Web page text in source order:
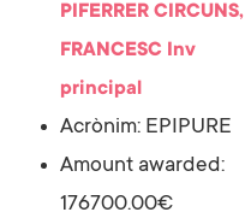
PIFERRER CIRCUNS,
FRANCESC Inv
principal
Acrònim: EPIPURE
Amount awarded:
176700.00€